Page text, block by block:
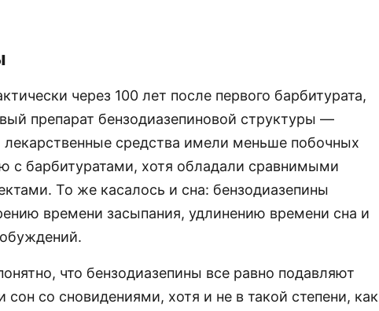
через 100 лет после первого барбитурата,
препарат бензодиазепиновой структуры —
лекарственные средства имели меньше побочных
с барбитуратами, хотя обладали сравнимыми
То же касалось и сна: бензодиазепины
времени засыпания, удлинению времени сна и
что бензодиазепины все равно подавляют
сон со сновидениями, хотя и не в такой степени, как